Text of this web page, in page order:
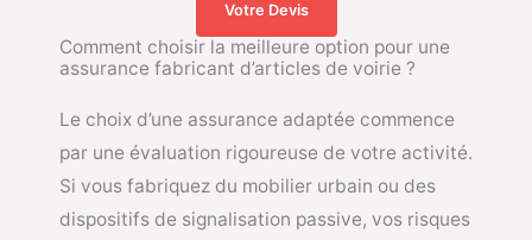
Votre Devis
Comment choisir la meilleure option pour une
assurance fabricant d’articles de voirie ?
Le choix d’une assurance adaptée commence
par une évaluation rigoureuse de votre activité.
Si vous fabriquez du mobilier urbain ou des
dispositifs de signalisation passive, vos risques